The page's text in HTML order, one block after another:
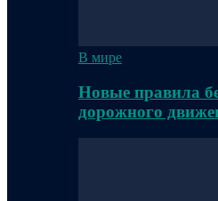
В мире
Новые правила
дорожного